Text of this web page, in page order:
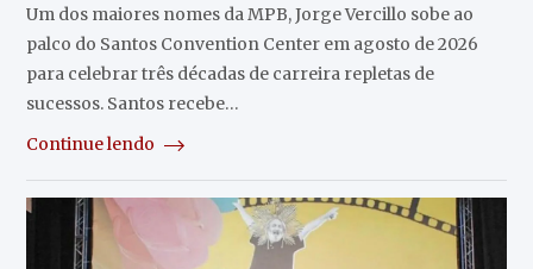
Um dos maiores nomes da MPB, Jorge Vercillo sobe ao
palco do Santos Convention Center em agosto de 2026
para celebrar três décadas de carreira repletas de
sucessos. Santos recebe…
Continue lendo